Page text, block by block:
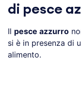
di pesce
Il pesce azzurro
si è in presenza di
alimento.